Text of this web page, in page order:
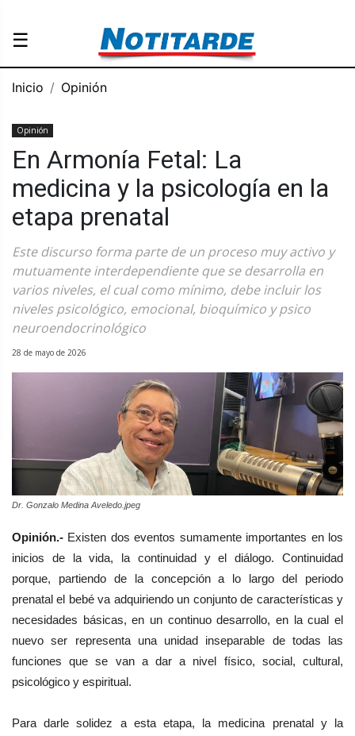
☰
Inicio Opinión
Opinión
En Armonía Fetal: La
medicina y la psicología en la
etapa prenatal
Este discurso forma parte de un proceso muy activo y
mutuamente interdependiente que se desarrolla en
varios niveles, el cual como mínimo, debe incluir los
niveles psicológico, emocional, bioquímico y psico
neuroendocrinológico
28 de mayo de 2026
Dr. Gonzalo Medina Aveledo.jpeg
Opinión.- Existen dos eventos sumamente importantes en los
inicios de la vida, la continuidad y el diálogo. Continuidad
porque, partiendo de la concepción a lo largo del periodo
prenatal el bebé va adquiriendo un conjunto de características y
necesidades básicas, en un continuo desarrollo, en la cual el
nuevo ser representa una unidad inseparable de todas las
funciones que se van a dar a nivel físico, social, cultural,
psicológico y espiritual.
Para darle solidez a esta etapa, la medicina prenatal y la